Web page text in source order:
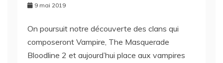
9 mai 2019
On poursuit notre découverte des clans qui
composeront Vampire, The Masquerade
Bloodline 2 et aujourd’hui place aux vampires